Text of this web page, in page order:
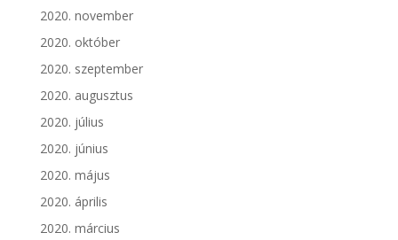
2020. november
2020. október
2020. szeptember
2020. augusztus
2020. július
2020. június
2020. május
2020. április
2020. március